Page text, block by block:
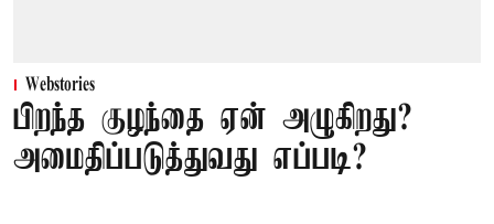
Webstories
பிறந்த குழந்தை ஏன் அழுகிறது?
அமைதிப்படுத்துவது எப்படி?